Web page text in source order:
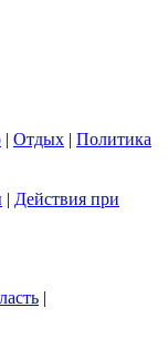
| Отдых | Политика
| Действия при
|